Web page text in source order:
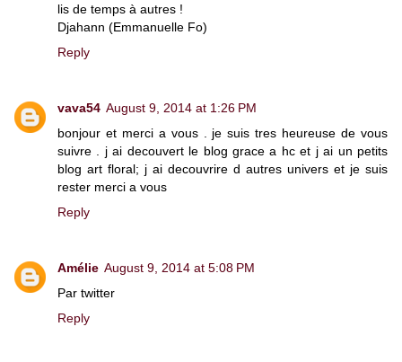
lis de temps à autres !
Djahann (Emmanuelle Fo)
Reply
vava54 August 9, 2014 at 1:26 PM
bonjour et merci a vous . je suis tres heureuse de vous
suivre . j ai decouvert le blog grace a hc et j ai un petits
blog art floral; j ai decouvrire d autres univers et je suis
rester merci a vous
Reply
Amélie August 9, 2014 at 5:08 PM
Par twitter
Reply